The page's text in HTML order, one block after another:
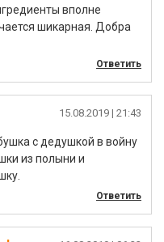
вполне
шикарная. Добра
Ответить
|
с дедушкой в войну
из полыни и
Ответить